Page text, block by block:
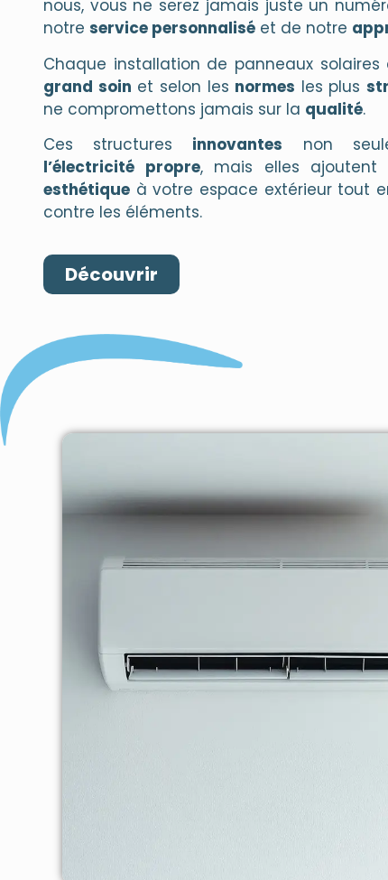
nous, vous ne serez jamais juste un
notre service personnalisé et de notre
Chaque installation de panneaux
grand soin et selon les normes les plus
ne compromettons jamais sur la qualité.
Ces structures innovantes non
l’électricité propre, mais elles ajoutent
esthétique à votre espace extérieur tout
contre les éléments.
Découvrir